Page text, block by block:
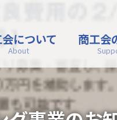
について
About
商工会